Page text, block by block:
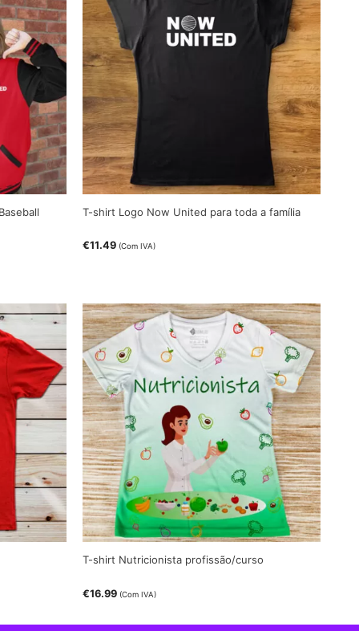
T-shirt Logo Now United para toda a família
€11.49 (Com IVA)
T-shirt Nutricionista profissão/curso
€16.99 (Com IVA)